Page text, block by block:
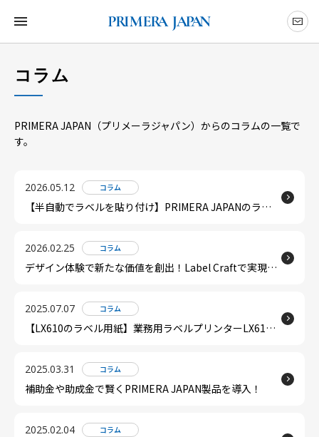
コラム
PRIMERA JAPAN（プリメーラジャパン）からのコラムの一覧で
す。
2026.05.12 コラム
【半自動でラベルを貼り付け】PRIMERA JAPANのラベ
2026.02.25 コラム
デザイン体験で新たな価値を創出！Label Craftで実現す
2025.07.07 コラム
【LX610のラベル用紙】業務用ラベルプリンターLX610
2025.03.31 コラム
補助金や助成金で賢くPRIMERA JAPAN製品を導入！
2025.02.04 コラム